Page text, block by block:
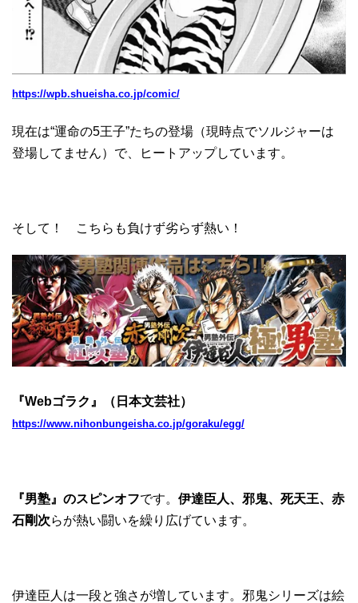
https://wpb.shueisha.co.jp/comic/
現在は“運命の5王子”たちの登場（現時点でソルジャーは
登場してません）で、ヒートアップしています。
そして！ こちらも負けず劣らず熱い！
『Webゴラク』（日本文芸社）
https://www.nihonbungeisha.co.jp/goraku/egg/
『男塾』のスピンオフです。 伊達臣人、邪鬼、死天王、赤
石剛次らが熱い闘いを繰り広げています。
伊達臣人は一段と強さが増しています。邪鬼シリーズは絵